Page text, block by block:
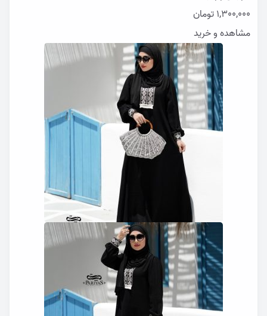
1,300,000تومان
مشاهده و خرید